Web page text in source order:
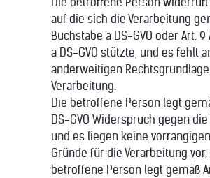
auf die sich die Verarbeitung
Buchstabe a DS-GVO oder Art. 9
a DS-GVO stützte, und es fehlt
anderweitigen
Verarbeitung.
Die betroffene Person legt
DS-GVO Widerspruch gegen
und es liegen keine
Gründe für die Verarbeitung
betroffene Person legt gemäß